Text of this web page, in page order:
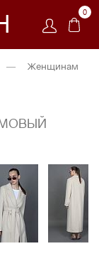
0
—
Женщинам